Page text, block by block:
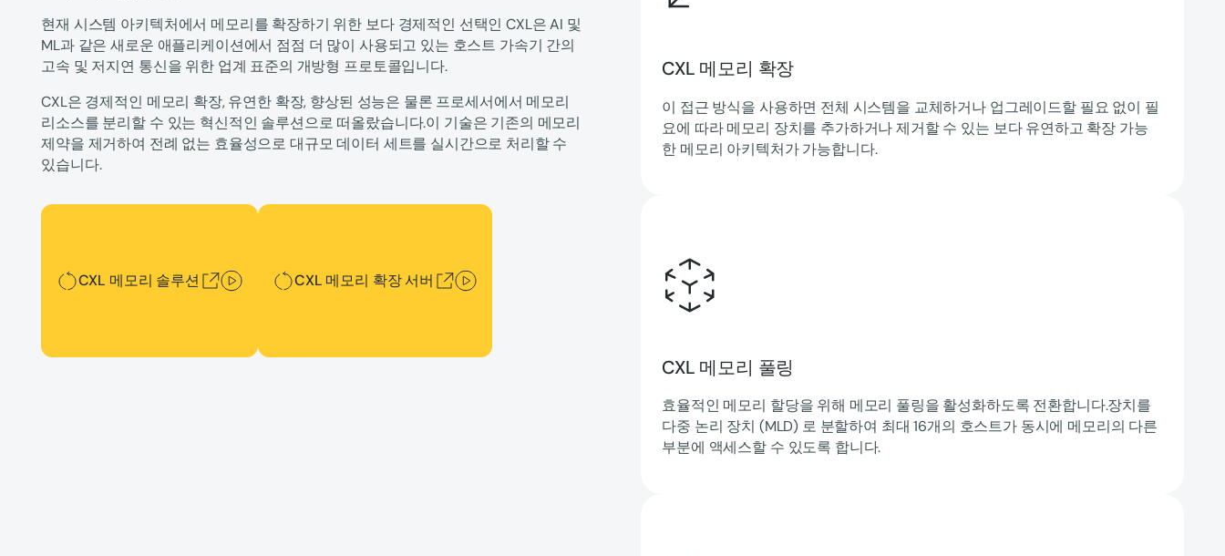
현재 시스템 아키텍처에서 메모리를 확장하기 위한 보다 경제적인 선택인 CXL은 AI 및
ML과 같은 새로운 애플리케이션에서 점점 더 많이 사용되고 있는 호스트 가속기 간의
고속 및 저지연 통신을 위한 업계 표준의 개방형 프로토콜입니다.
CXL은 경제적인 메모리 확장, 유연한 확장, 향상된 성능은 물론 프로세서에서 메모리
리소스를 분리할 수 있는 혁신적인 솔루션으로 떠올랐습니다.이 기술은 기존의 메모리
제약을 제거하여 전례 없는 효율성으로 대규모 데이터 세트를 실시간으로 처리할 수
있습니다.
CXL 메모리 솔루션
CXL 메모리 솔루션
CXL 메모리 확장 서버
CXL 메모리 확장 서버
CXL 메모리 확장
이 접근 방식을 사용하면 전체 시스템을 교체하거나 업그레이드할 필요 없이 필
요에 따라 메모리 장치를 추가하거나 제거할 수 있는 보다 유연하고 확장 가능
한 메모리 아키텍처가 가능합니다.
CXL 메모리 풀링
효율적인 메모리 할당을 위해 메모리 풀링을 활성화하도록 전환합니다.장치를
다중 논리 장치 (MLD) 로 분할하여 최대 16개의 호스트가 동시에 메모리의 다른
부분에 액세스할 수 있도록 합니다.